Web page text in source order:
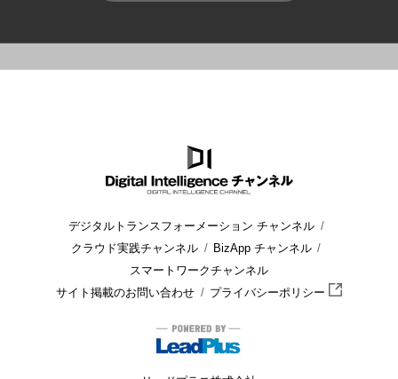
デジタルトランスフォーメーション チャンネル
クラウド実践チャンネル
BizApp チャンネル
スマートワークチャンネル
サイト掲載のお問い合わせ
プライバシーポリシー